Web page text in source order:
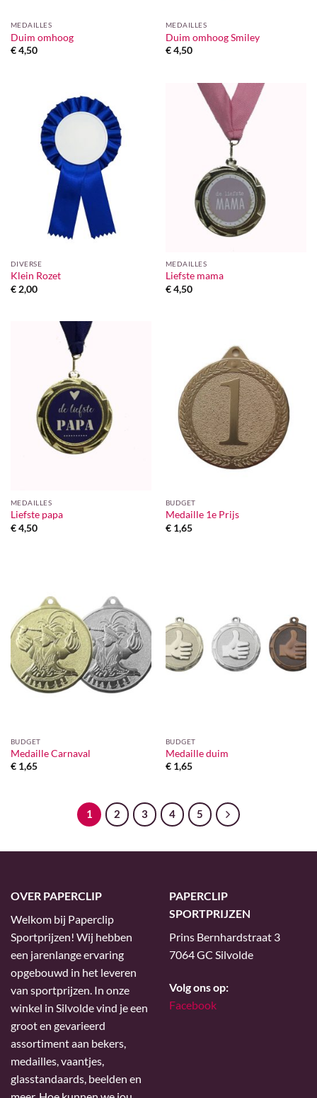
MEDAILLES
Duim omhoog
€4,50
MEDAILLES
Duim omhoog Smiley
€4,50
DIVERSE
Klein Rozet
€2,00
MEDAILLES
Liefste mama
€4,50
MEDAILLES
Liefste papa
€4,50
BUDGET
Medaille 1e Prijs
€1,65
BUDGET
Medaille Carnaval
€1,65
BUDGET
Medaille duim
€1,65
1 2 3 4 5
OVER PAPERCLIP
Welkom bij Paperclip
Sportprijzen! Wij hebben
een jarenlange ervaring
opgebouwd in het leveren
van sportprijzen. In onze
winkel in Silvolde vind je een
groot en gevarieerd
assortiment aan bekers,
medailles, vaantjes,
glasstandaards, beelden en
PAPERCLIP
SPORTPRIJZEN
Prins Bernhardstraat 3
7064 GC Silvolde
Volg ons op:
Facebook